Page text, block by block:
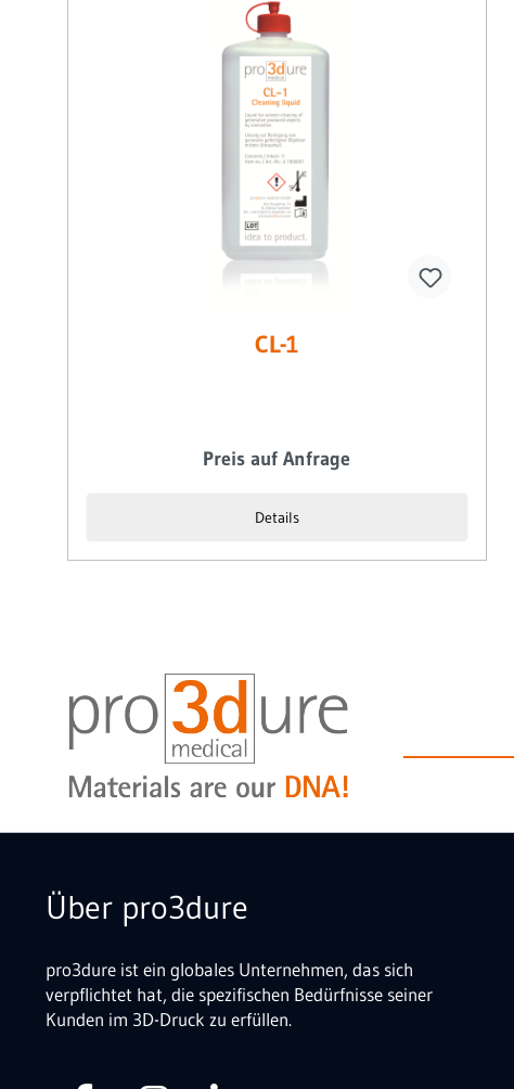
CL-1
Preis auf Anfrage
Details
Über pro3dure
pro3dure ist ein globales Unternehmen, das sich
verpflichtet hat, die spezifischen Bedürfnisse seiner
Kunden im 3D-Druck zu erfüllen.